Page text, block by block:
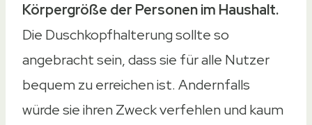
Körpergröße der Personen im Haushalt.
Die Duschkopfhalterung sollte so
angebracht sein, dass sie für alle Nutzer
bequem zu erreichen ist. Andernfalls
würde sie ihren Zweck verfehlen und kaum